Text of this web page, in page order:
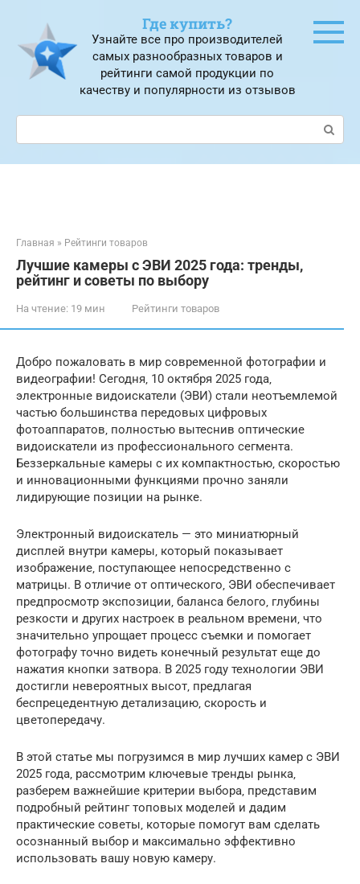
контенту
Где купить?
Узнайте все про производителей
самых разнообразных товаров и
рейтинги самой продукции по
качеству и популярности из отзывов
Поиск:
Главная » Рейтинги товаров
Лучшие камеры с ЭВИ 2025 года: тренды,
рейтинг и советы по выбору
На чтение: 19 мин Рейтинги товаров
Добро пожаловать в мир современной фотографии и
видеографии! Сегодня‚ 10 октября 2025 года‚
электронные видоискатели (ЭВИ) стали неотъемлемой
частью большинства передовых цифровых
фотоаппаратов‚ полностью вытеснив оптические
видоискатели из профессионального сегмента.
Беззеркальные камеры с их компактностью‚ скоростью
и инновационными функциями прочно заняли
лидирующие позиции на рынке.
Электронный видоискатель — это миниатюрный
дисплей внутри камеры‚ который показывает
изображение‚ поступающее непосредственно с
матрицы. В отличие от оптического‚ ЭВИ обеспечивает
предпросмотр экспозиции‚ баланса белого‚ глубины
резкости и других настроек в реальном времени‚ что
значительно упрощает процесс съемки и помогает
фотографу точно видеть конечный результат еще до
нажатия кнопки затвора. В 2025 году технологии ЭВИ
достигли невероятных высот‚ предлагая
беспрецедентную детализацию‚ скорость и
цветопередачу.
В этой статье мы погрузимся в мир лучших камер с ЭВИ
2025 года‚ рассмотрим ключевые тренды рынка‚
разберем важнейшие критерии выбора‚ представим
подробный рейтинг топовых моделей и дадим
практические советы‚ которые помогут вам сделать
осознанный выбор и максимально эффективно
использовать вашу новую камеру.